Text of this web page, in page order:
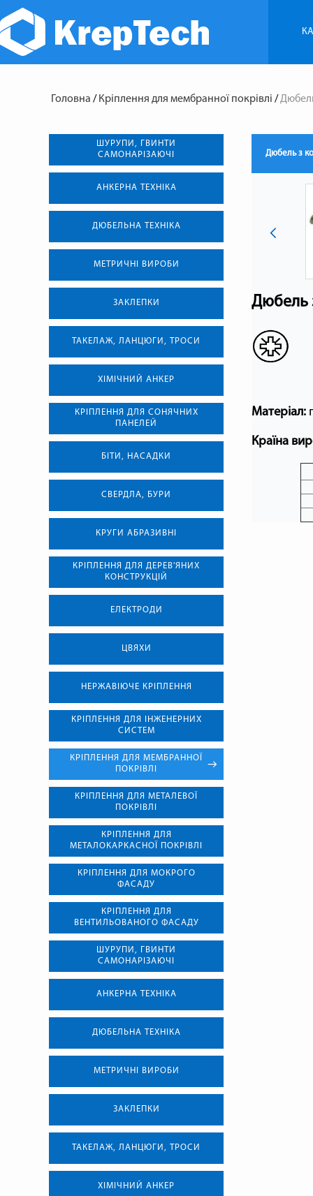
Головна / Кріплення для мембранної покрівлі /
ШУРУПИ, ГВИНТИ
САМОНАРІЗАЮЧІ
АНКЕРНА ТЕХНIКА
ДЮБЕЛЬНА ТЕХНІКА
МЕТРИЧНІ ВИРОБИ
ЗАКЛЕПКИ
ТАКЕЛАЖ, ЛАНЦЮГИ, ТРОСИ
ХІМІЧНИЙ АНКЕР
КРІПЛЕННЯ ДЛЯ СОНЯЧНИХ
ПАНЕЛЕЙ
БІТИ, НАСАДКИ
СВЕРДЛА, БУРИ
КРУГИ АБРАЗИВНІ
КРІПЛЕННЯ ДЛЯ ДЕРЕВ'ЯНИХ
КОНСТРУКЦІЙ
ЕЛЕКТРОДИ
ЦВЯХИ
НЕРЖАВІЮЧЕ КРІПЛЕННЯ
КРІПЛЕННЯ ДЛЯ ІНЖЕНЕРНИХ
СИСТЕМ
КРІПЛЕННЯ ДЛЯ МЕМБРАННОЇ
ПОКРІВЛІ
КРІПЛЕННЯ ДЛЯ МЕТАЛЕВОЇ
ПОКРІВЛІ
КРІПЛЕННЯ ДЛЯ
МЕТАЛОКАРКАСНОЇ ПОКРІВЛІ
КРІПЛЕННЯ ДЛЯ МОКРОГО
ФАСАДУ
КРІПЛЕННЯ ДЛЯ
ВЕНТИЛЬОВАНОГО ФАСАДУ
ШУРУПИ, ГВИНТИ
САМОНАРІЗАЮЧІ
АНКЕРНА ТЕХНIКА
ДЮБЕЛЬНА ТЕХНІКА
МЕТРИЧНІ ВИРОБИ
ЗАКЛЕПКИ
ТАКЕЛАЖ, ЛАНЦЮГИ, ТРОСИ
ХІМІЧНИЙ АНКЕР
Дюбель з
Дюбель
Матеріал:
Країна